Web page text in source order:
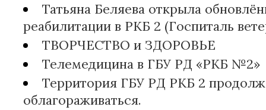
Татьяна Беляева открыла
реабилитации в РКБ 2 (Госпиталь
ТВОРЧЕСТВО и ЗДОРОВЬЕ
Телемедицина в ГБУ РД «РКБ №2»
Территория ГБУ РД РКБ 2
облагораживаться.